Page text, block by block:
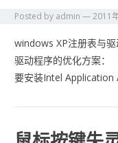
Posted by admin —2011
windows XP注册表与
驱动程序的优化方案
要安装Intel Application